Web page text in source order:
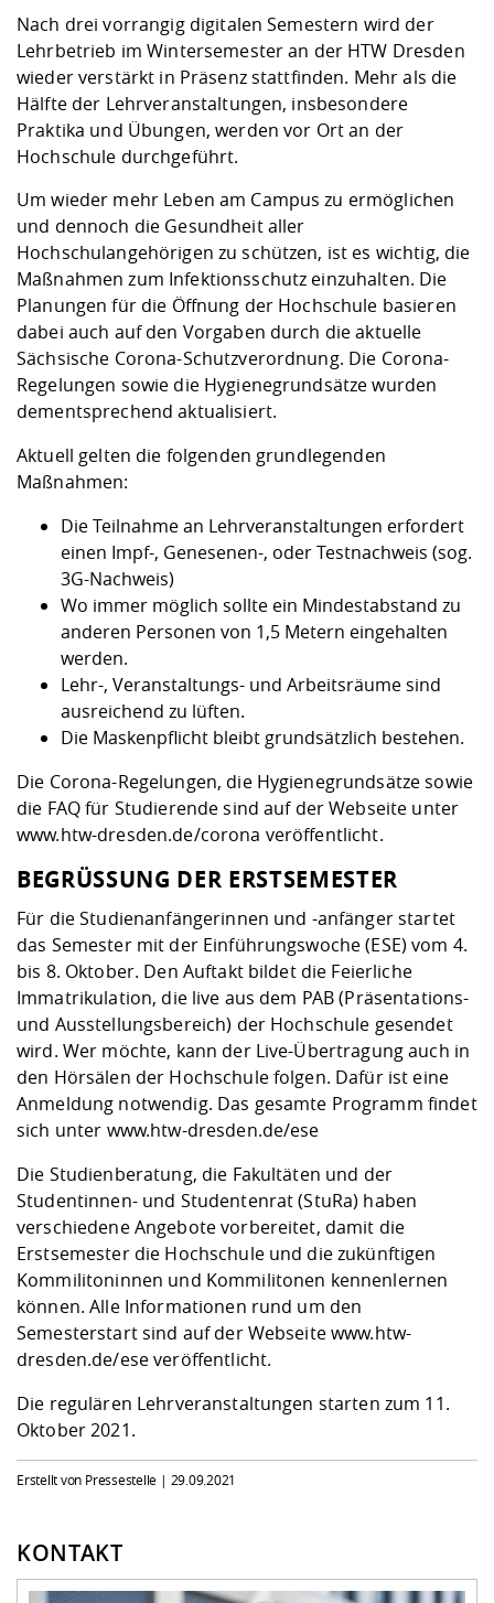
Vorbereitung
Checkliste zum
Studien- und
Digitales Lernen
Fremdsprachen
Studieren in
Lebenslagen
Angebote der
Arbeit
Career Service
Lehren,
Weiterbilden im
Internationale
Formulare und
FIS -
Prototyping und
Gründung und
Kooperationen
Kontakt &
Gremien und
Informatik/
Landbau/
Angebote für Unternehmen
Kontakt und Anfahrt
Qualitätssicherung
Nach drei vorrangig digitalen Semestern wird der
Lehrbetrieb im Wintersemester an der HTW Dresden
wieder verstärkt in Präsenz stattfinden. Mehr als die
Hälfte der Lehrveranstaltungen, insbesondere
Praktika und Übungen, werden vor Ort an der
Hochschule durchgeführt.
Um wieder mehr Leben am Campus zu ermöglichen
und dennoch die Gesundheit aller
Hochschulangehörigen zu schützen, ist es wichtig, die
Maßnahmen zum Infektionsschutz einzuhalten. Die
Planungen für die Öffnung der Hochschule basieren
dabei auch auf den Vorgaben durch die aktuelle
Sächsische Corona-Schutzverordnung. Die Corona-
Regelungen sowie die Hygienegrundsätze wurden
dementsprechend aktualisiert.
Aktuell gelten die folgenden grundlegenden
Maßnahmen:
Die Teilnahme an Lehrveranstaltungen erfordert
einen Impf-, Genesenen-, oder Testnachweis (sog.
3G-Nachweis)
Wo immer möglich sollte ein Mindestabstand zu
anderen Personen von 1,5 Metern eingehalten
werden.
Lehr-, Veranstaltungs- und Arbeitsräume sind
ausreichend zu lüften.
Die Maskenpflicht bleibt grundsätzlich bestehen.
Die Corona-Regelungen, die Hygienegrundsätze sowie
die FAQ für Studierende sind auf der Webseite unter
www.htw-dresden.de/corona veröffentlicht.
BEGRÜSSUNG DER ERSTSEMESTER
Für die Studienanfängerinnen und -anfänger startet
das Semester mit der Einführungswoche (ESE) vom 4.
bis 8. Oktober. Den Auftakt bildet die Feierliche
Immatrikulation, die live aus dem PAB (Präsentations-
und Ausstellungsbereich) der Hochschule gesendet
wird. Wer möchte, kann der Live-Übertragung auch in
den Hörsälen der Hochschule folgen. Dafür ist eine
Anmeldung notwendig. Das gesamte Programm findet
sich unter www.htw-dresden.de/ese
Die Studienberatung, die Fakultäten und der
Studentinnen- und Studentenrat (StuRa) haben
verschiedene Angebote vorbereitet, damit die
Erstsemester die Hochschule und die zukünftigen
Kommilitoninnen und Kommilitonen kennenlernen
können. Alle Informationen rund um den
Semesterstart sind auf der Webseitewww.htw-
dresden.de/eseveröffentlicht.
Die regulären Lehrveranstaltungen starten zum 11.
Oktober 2021.
Erstellt von Pressestelle | 29.09.2021
KONTAKT